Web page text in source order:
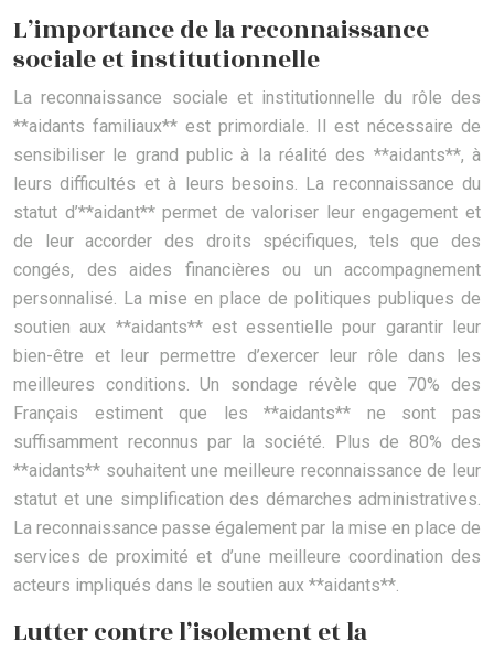
L’importance de la reconnaissance
sociale et institutionnelle
La reconnaissance sociale et institutionnelle du rôle des
**aidants familiaux** est primordiale. Il est nécessaire de
sensibiliser le grand public à la réalité des **aidants**, à
leurs difficultés et à leurs besoins. La reconnaissance du
statut d’**aidant** permet de valoriser leur engagement et
de leur accorder des droits spécifiques, tels que des
congés, des aides financières ou un accompagnement
personnalisé. La mise en place de politiques publiques de
soutien aux **aidants** est essentielle pour garantir leur
bien-être et leur permettre d’exercer leur rôle dans les
meilleures conditions. Un sondage révèle que 70% des
Français estiment que les **aidants** ne sont pas
suffisamment reconnus par la société. Plus de 80% des
**aidants** souhaitent une meilleure reconnaissance de leur
statut et une simplification des démarches administratives.
La reconnaissance passe également par la mise en place de
services de proximité et d’une meilleure coordination des
acteurs impliqués dans le soutien aux **aidants**.
Lutter contre l’isolement et la